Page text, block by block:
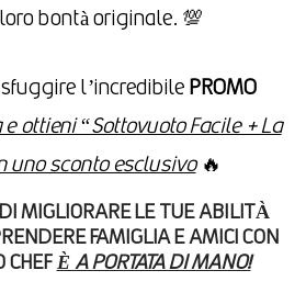
bontà originale. 💯
l’incredibile PROMO
ottieni “Sottovuoto Facile + La
uno sconto esclusivo 🔥
MIGLIORARE LE TUE ABILITÀ
FAMIGLIA E AMICI CON
CHEF È A PORTATA DI MANO!